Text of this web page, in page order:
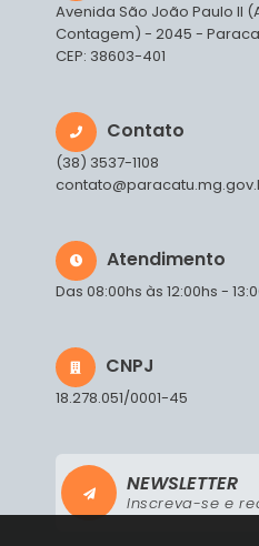
Avenida São João Paulo II
Contagem) - 2045 -
CEP: 38603-401
Contato
(38) 3537-1108
Atendimento
Das 08:00hs às 12:00hs -
CNPJ
18.278.051/0001-45
NEWSLETTER
Inscreva-se e